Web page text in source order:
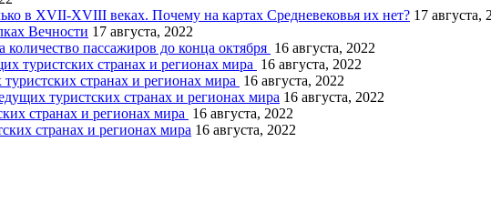
в XVII-XVIII веках. Почему на картах Средневековья их нет? 17 августа,
Вечности 17 августа, 2022
пассажиров до конца октября 16 августа, 2022
туристских странах и регионах мира 16 августа, 2022
странах и регионах мира 16 августа, 2022
туристских странах и регионах мира 16 августа, 2022
странах и регионах мира 16 августа, 2022
странах и регионах мира 16 августа, 2022